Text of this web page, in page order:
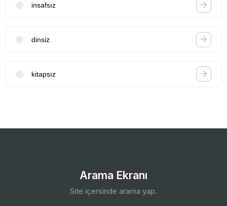
insafsız
dinsiz
kitapsız
Arama Ekranı
Site içersinde arama yap.